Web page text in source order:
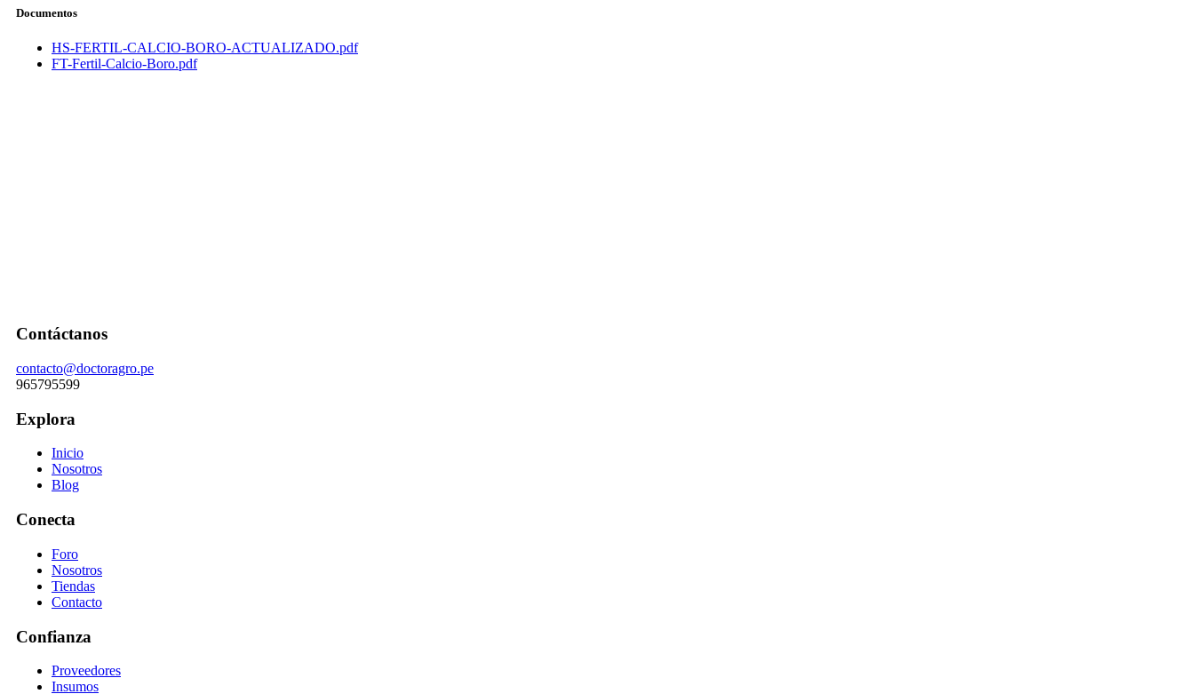
Documentos
HS-FERTIL-CALCIO-BORO-ACTUALIZADO.pdf
FT-Fertil-Calcio-Boro.pdf
Contáctanos
contacto@doctoragro.pe
965795599
Explora
Inicio
Nosotros
Blog
Conecta
Foro
Nosotros
Tiendas
Contacto
Confianza
Proveedores
Insumos